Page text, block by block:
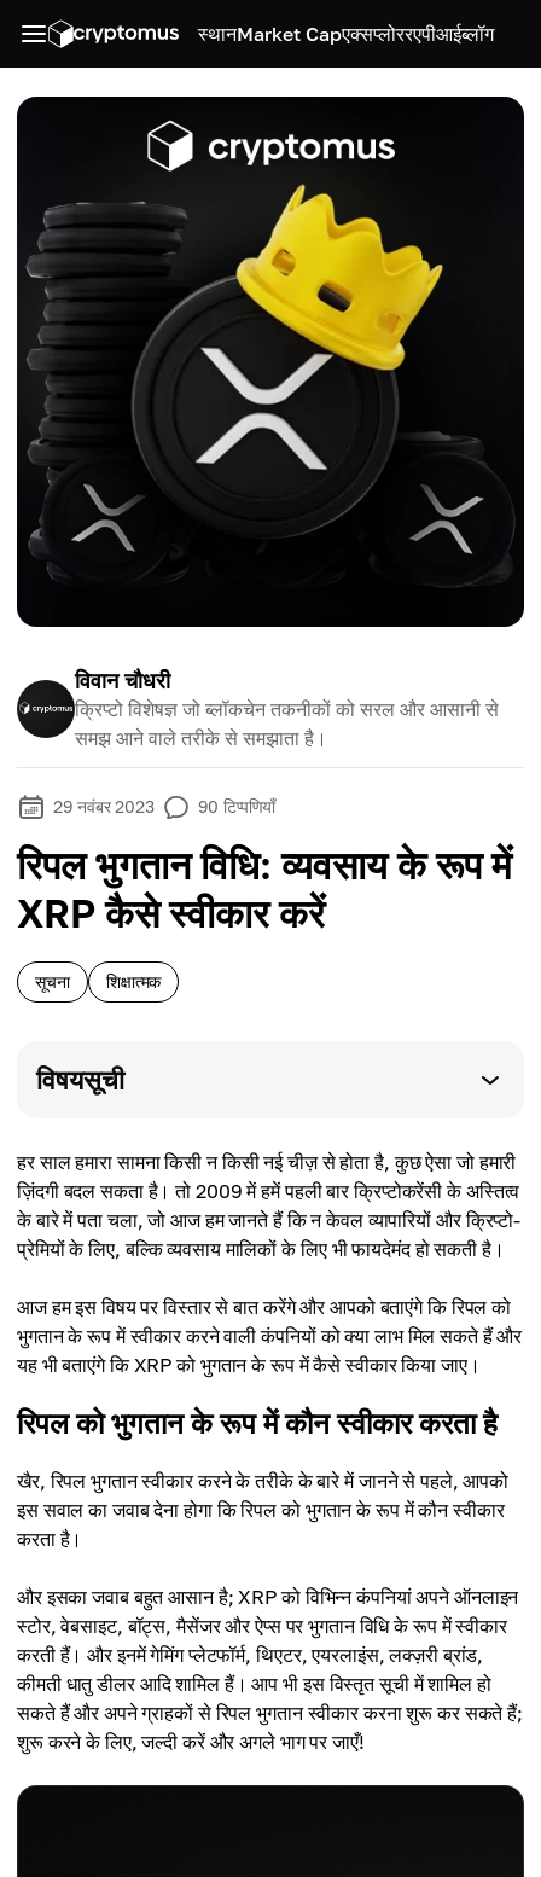
स्थानMarket Capएक्सप्लोररएपीआईब्लॉग
विवान चौधरी
क्रिप्टो विशेषज्ञ जो ब्लॉकचेन तकनीकों को सरल और आसानी से
समझ आने वाले तरीके से समझाता है।
29 नवंबर 2023 90 टिप्पणियाँ
रिपल भुगतान विधि: व्यवसाय के रूप में
XRP कैसे स्वीकार करें
सूचना शिक्षात्मक
विषयसूची
हर साल हमारा सामना किसी न किसी नई चीज़ से होता है, कुछ ऐसा जो हमारी
ज़िंदगी बदल सकता है। तो 2009 में हमें पहली बार क्रिप्टोकरेंसी के अस्तित्व
के बारे में पता चला, जो आज हम जानते हैं कि न केवल व्यापारियों और क्रिप्टो-
प्रेमियों के लिए, बल्कि व्यवसाय मालिकों के लिए भी फायदेमंद हो सकती है।
आज हम इस विषय पर विस्तार से बात करेंगे और आपको बताएंगे कि रिपल को
भुगतान के रूप में स्वीकार करने वाली कंपनियों को क्या लाभ मिल सकते हैं और
यह भी बताएंगे कि XRP को भुगतान के रूप में कैसे स्वीकार किया जाए।
रिपल को भुगतान के रूप में कौन स्वीकार करता है
खैर, रिपल भुगतान स्वीकार करने के तरीके के बारे में जानने से पहले, आपको
इस सवाल का जवाब देना होगा कि रिपल को भुगतान के रूप में कौन स्वीकार
करता है।
और इसका जवाब बहुत आसान है; XRP को विभिन्न कंपनियां अपने ऑनलाइन
स्टोर, वेबसाइट, बॉट्स, मैसेंजर और ऐप्स पर भुगतान विधि के रूप में स्वीकार
करती हैं। और इनमें गेमिंग प्लेटफॉर्म, थिएटर, एयरलाइंस, लक्ज़री ब्रांड,
कीमती धातु डीलर आदि शामिल हैं। आप भी इस विस्तृत सूची में शामिल हो
सकते हैं और अपने ग्राहकों से रिपल भुगतान स्वीकार करना शुरू कर सकते हैं;
शुरू करने के लिए, जल्दी करें और अगले भाग पर जाएँ!